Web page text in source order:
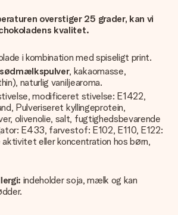
overstiger 25 grader, kan vi
kvalitet.
i kombination med spiseligt print.
sødmælkspulver, kakaomasse,
naturlig vaniljearoma.
modificeret stivelse: E1422,
Pulveriseret kyllingeprotein,
olivenolie, salt, fugtighedsbevarende
E433, farvestof: E102, E110, E122:
eller koncentration hos børn,
indeholder soja, mælk og kan